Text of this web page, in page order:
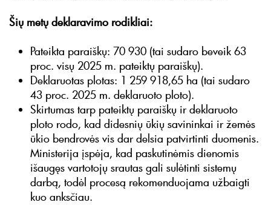
Šių metų deklaravimo rodikliai:
Pateikta paraiškų: 70 930 (tai sudaro beveik 63
proc. visų 2025 m. pateiktų paraiškų).
Deklaruotas plotas: 1 259 918,65 ha (tai sudaro
43 proc. 2025 m. deklaruoto ploto).
Skirtumas tarp pateiktų paraiškų ir deklaruoto
ploto rodo, kad didesnių ūkių savininkai ir žemės
ūkio bendrovės vis dar delsia patvirtinti duomenis.
Ministerija įspėja, kad paskutinėmis dienomis
išaugęs vartotojų srautas gali sulėtinti sistemų
darbą, todėl procesą rekomenduojama užbaigti
kuo anksčiau.